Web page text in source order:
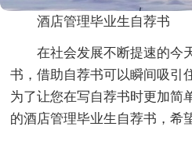
酒店管理毕业生自荐书
在社会发展不断提速的今
书，借助自荐书可以瞬间吸引
为了让您在写自荐书时更加简
的酒店管理毕业生自荐书，希